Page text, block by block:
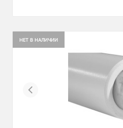
НЕТ В НАЛИЧИИ
Previous